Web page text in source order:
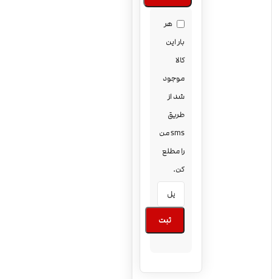
هر
بار این
کالا
موجود
شد از
طریق
sms من
را مطلع
کن.
ثبت